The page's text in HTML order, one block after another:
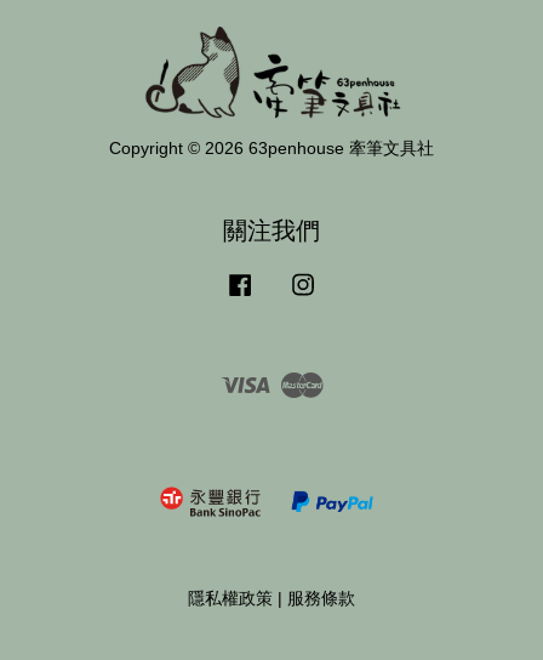
Copyright © 2026 63penhouse 牽筆文具社
關注我們
Facebook
Visa Master
隱私權政策 服務條款